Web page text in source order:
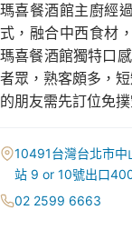
瑪喜餐酒館主廚經
式，融合中西食材
瑪喜餐酒館獨特口
者眾，熟客頗多，
的朋友需先訂位免撲
10491台灣台北市中
站 9 or 10號出口
02 2599 6663